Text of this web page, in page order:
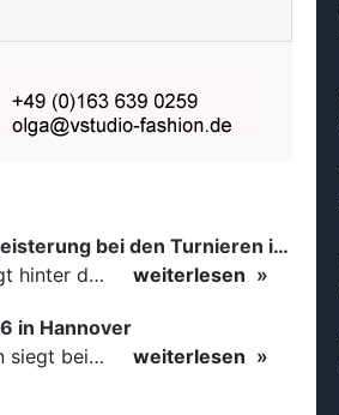
Tanzsport auf höchstem Niveau: Begeisterung bei den Turnieren in…
Ein rundum gelungenes Tanzsport-Wochenende liegt hinter den Paaren und Organisatoren in Enzklösterle. Am 1. und 2. August 2026 verwandelte sich die Festhalle wieder in einen lebendigen Mittelpunkt des…
weiterlesen
in Hannover
Der erste Deutsche Meister steht fest B-Boy Roman siegt bei den Juniors
weiterlesen